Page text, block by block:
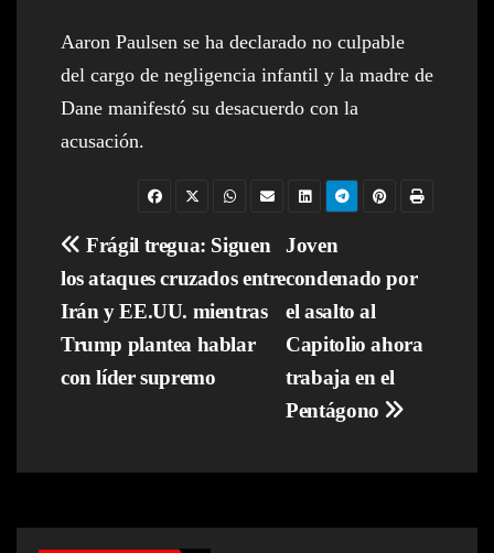
Aaron Paulsen se ha declarado no culpable
del cargo de negligencia infantil y la madre de
Dane manifestó su desacuerdo con la
acusación.
Navegación
de
entradas
Joven
condenado por
el asalto al
Capitolio ahora
trabaja en el
Pentágono
Frágil tregua: Siguen
los ataques cruzados entre
Irán y EE.UU. mientras
Trump plantea hablar
con líder supremo